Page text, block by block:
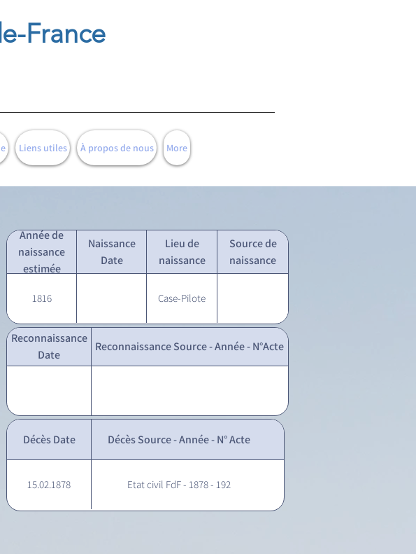
France
Liens utiles À propos de nous More
Année de
naissance
estimée
Naissance
Date
Lieu de
naissance
Source de
naissance
1816 Case-Pilote
Reconnaissance
Date
Reconnaissance Source - Année - N°Acte
Décès Date Décès Source - Année - N° Acte
15.02.1878 Etat civil FdF - 1878 - 192